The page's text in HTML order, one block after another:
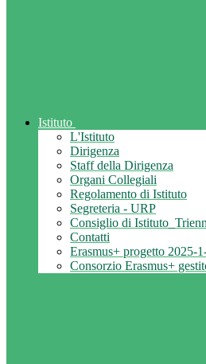
Istituto
L'Istituto
Dirigenza
Staff della Dirigenza
Organi Collegiali
Regolamento di Istituto
Segreteria - URP
Consiglio di
Contatti
Erasmus+ progetto
Consorzio Erasmus+